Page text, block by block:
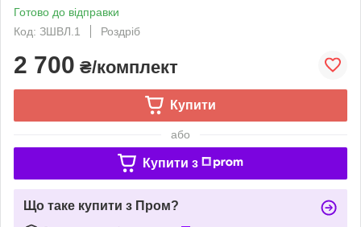
Готово до відправки
Код: ЗШВЛ.1
Роздріб
2 700 ₴/комплект
Купити
або
Купити з
Що таке купити з Пром?